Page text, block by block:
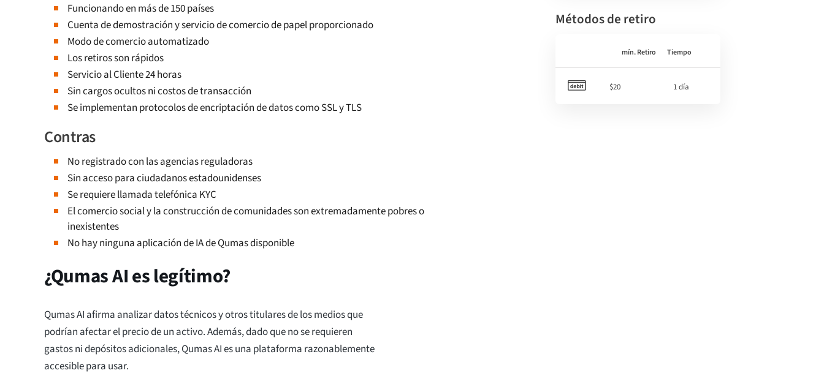
Funcionando en más de 150 países
Cuenta de demostración y servicio de comercio de papel proporcionado
Modo de comercio automatizado
Los retiros son rápidos
Servicio al Cliente 24 horas
Sin cargos ocultos ni costos de transacción
Se implementan protocolos de encriptación de datos como SSL y TLS
Contras
No registrado con las agencias reguladoras
Sin acceso para ciudadanos estadounidenses
Se requiere llamada telefónica KYC
El comercio social y la construcción de comunidades son extremadamente pobres o
inexistentes
No hay ninguna aplicación de IA de Qumas disponible
¿Qumas AI es legítimo?
Qumas AI afirma analizar datos técnicos y otros titulares de los medios que
podrían afectar el precio de un activo. Además, dado que no se requieren
gastos ni depósitos adicionales, Qumas AI es una plataforma razonablemente
accesible para usar.
Métodos de retiro
mín. Retiro Tiempo
$20 1 día